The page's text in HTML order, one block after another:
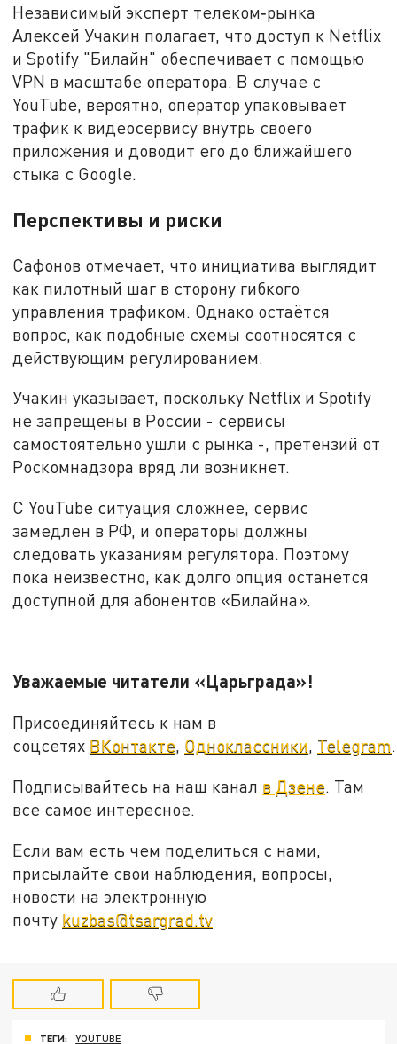
Независимый эксперт телеком‑рынка
Алексей Учакин полагает, что доступ к Netflix
и Spotify "Билайн" обеспечивает с помощью
VPN в масштабе оператора. В случае с
YouTube, вероятно, оператор упаковывает
трафик к видеосервису внутрь своего
приложения и доводит его до ближайшего
стыка с Google.
Перспективы и риски
Сафонов отмечает, что инициатива выглядит
как пилотный шаг в сторону гибкого
управления трафиком. Однако остаётся
вопрос, как подобные схемы соотносятся с
действующим регулированием.
Учакин указывает, поскольку Netflix и Spotify
не запрещены в России - сервисы
самостоятельно ушли с рынка -, претензий от
Роскомнадзора вряд ли возникнет.
С YouTube ситуация сложнее, сервис
замедлен в РФ, и операторы должны
следовать указаниям регулятора. Поэтому
пока неизвестно, как долго опция останется
доступной для абонентов «Билайна».
Уважаемые читатели «Царьграда»!
Присоединяйтесь к нам в
соцсетях ВКонтакте, Одноклассники, Telegram.
Подписывайтесь на наш канал в Дзене. Там
все самое интересное.
Если вам есть чем поделиться с нами,
присылайте свои наблюдения, вопросы,
новости на электронную
почту kuzbas@tsargrad.tv
ТЕГИ: YOUTUBE